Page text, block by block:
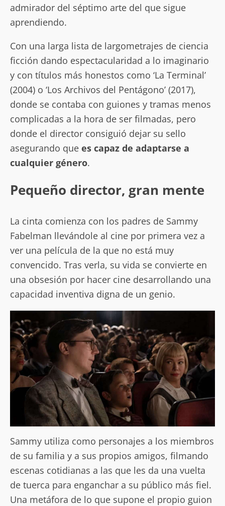
admirador del séptimo arte del que sigue
aprendiendo.
Con una larga lista de largometrajes de ciencia
ficción dando espectacularidad a lo imaginario
y con títulos más honestos como ‘La Terminal’
(2004) o ‘Los Archivos del Pentágono’ (2017),
donde se contaba con guiones y tramas menos
complicadas a la hora de ser filmadas, pero
donde el director consiguió dejar su sello
asegurando que es capaz de adaptarse a
cualquier género.
Pequeño director, gran mente
La cinta comienza con los padres de Sammy
Fabelman llevándole al cine por primera vez a
ver una película de la que no está muy
convencido. Tras verla, su vida se convierte en
una obsesión por hacer cine desarrollando una
capacidad inventiva digna de un genio.
Sammy utiliza como personajes a los miembros
de su familia y a sus propios amigos, filmando
escenas cotidianas a las que les da una vuelta
de tuerca para enganchar a su público más fiel.
Una metáfora de lo que supone el propio guion